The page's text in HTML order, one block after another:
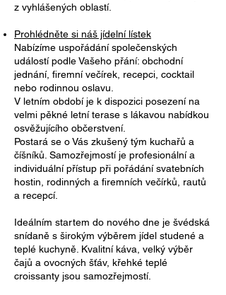
z vyhlášených oblastí.
Prohlédněte si náš jídelní lístek
Nabízíme uspořádání společenských
událostí podle Vašeho přání: obchodní
jednání, firemní večírek, recepci, cocktail
nebo rodinnou oslavu.
V letním období je k dispozici posezení na
velmi pěkné letní terase s lákavou nabídkou
osvěžujícího občerstvení.
Postará se o Vás zkušený tým kuchařů a
číšníků. Samozřejmostí je profesionální a
individuální přístup při pořádání svatebních
hostin, rodinných a firemních večírků, rautů
a recepcí.
Ideálním startem do nového dne je švédská
snídaně s širokým výběrem jídel studené a
teplé kuchyně. Kvalitní káva, velký výběr
čajů a ovocných šťáv, křehké teplé
croissanty jsou samozřejmostí.